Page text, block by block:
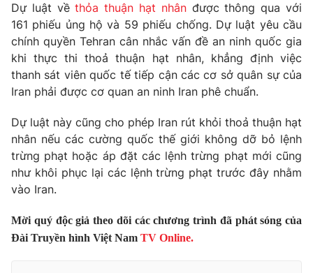
Góc doanh nghiệp
Truyền hình
Phim VTV
Hậu trường
Khán giả
Giải sao mai
Giải trí
Điện ảnh
Âm nhạc
Sao
Du lịch
Làm đẹp
Chất lượng cuộc sống
Giáo dục
Tuyển sinh
Công nghệ
Hitech Công nghệ tương lai
Sản phẩm
Giao lưu trực tuyến
Dự luật vềthỏa thuận hạt nhânđược thông qua với
161 phiếu ủng hộ và 59 phiếu chống. Dự luật yêu cầu
chính quyền Tehran cân nhắc vấn đề an ninh quốc gia
khi thực thi thoả thuận hạt nhân, khẳng định việc
thanh sát viên quốc tế tiếp cận các cơ sở quân sự của
Iran phải được cơ quan an ninh Iran phê chuẩn.
Dự luật này cũng cho phép Iran rút khỏi thoả thuận hạt
nhân nếu các cường quốc thế giới không dỡ bỏ lệnh
trừng phạt hoặc áp đặt các lệnh trừng phạt mới cũng
như khôi phục lại các lệnh trừng phạt trước đây nhằm
vào Iran.
Mời quý độc giả theo dõi các chương trình đã phát sóng của
Đài Truyền hình Việt Nam TV Online.